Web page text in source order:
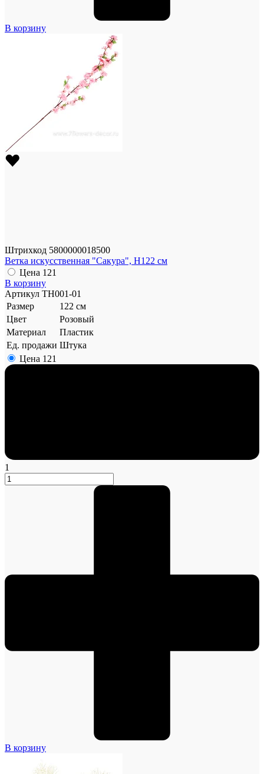
В корзину
Штрихкод 5800000018500
Ветка искусственная "Сакура", H122 см
Цена 121
В корзину
Артикул TH001-01
Размер
122 см
Цвет
Розовый
Материал
Пластик
Ед. продажи Штука
Цена 121
1
В корзину